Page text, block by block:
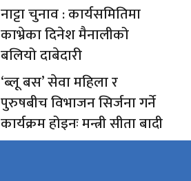
नाट्टा चुनाव : कार्यसमितिमा
काभ्रेका दिनेश मैनालीको
बलियो दाबेदारी
‘ब्लू बस’ सेवा महिला र
पुरुषबीच विभाजन सिर्जना गर्ने
कार्यक्रम होइनः मन्त्री सीता बादी